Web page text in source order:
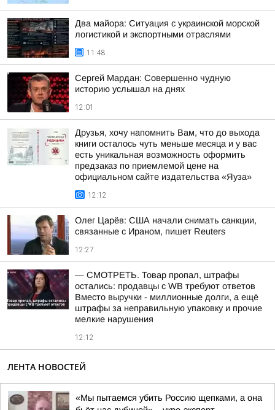
Два майора: Ситуация с украинской морской
логистикой и экспортными отраслями
11:48
Сергей Мардан: Совершенно чудную
историю услышал на днях
12:01
Друзья, хочу напомнить Вам, что до выхода
книги осталось чуть меньше месяца и у вас
есть уникальная возможность оформить
предзаказ по приемлемой цене на
официальном сайте издательства «Яуза»
12:12
Олег Царёв: США начали снимать санкции,
связанные с Ираном, пишет Reuters
12:27
— СМОТРЕТЬ. Товар пропал, штрафы
остались: продавцы с WB требуют ответов
Вместо выручки - миллионные долги, а ещё
штрафы за неправильную упаковку и прочие
мелкие нарушения
12:12
ЛЕНТА НОВОСТЕЙ
«Мы пытаемся убить Россию щепками, а она